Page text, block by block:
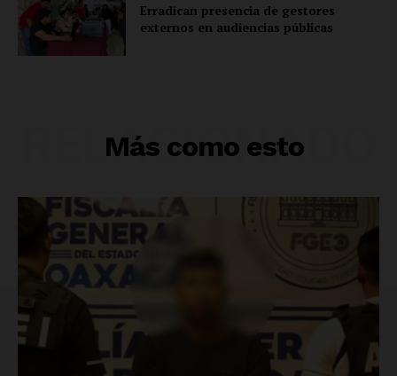
Erradican presencia de gestores
externos en audiencias públicas
Más como esto
RELACIONADO